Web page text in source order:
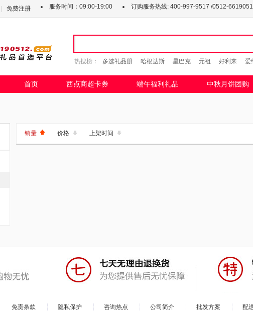
免费注册 服务时间：09:00-19:00 订购服务热线: 400-997-9517 /0512-
热搜榜： 多选礼品册 哈根达斯 星巴克 元祖 好利来 爱
首页 西点商超卡券 端午福利礼品 中秋月饼团购
销量 价格 上架时间
免责条款 隐私保护 咨询热点 公司简介 批发方案 配